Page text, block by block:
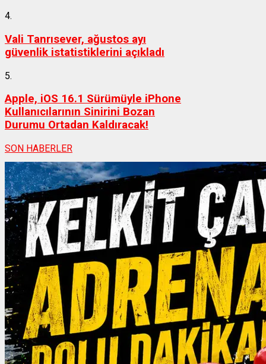
4.
Vali Tanrısever, ağustos ayı
güvenlik istatistiklerini açıkladı
5.
Apple, iOS 16.1 Sürümüyle iPhone
Kullanıcılarının Sinirini Bozan
Durumu Ortadan Kaldıracak!
SON HABERLER